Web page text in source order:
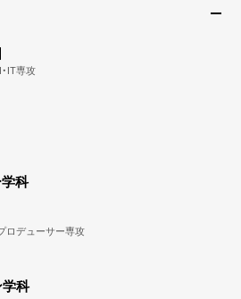
IT専攻
科
ロデューサー専攻
科